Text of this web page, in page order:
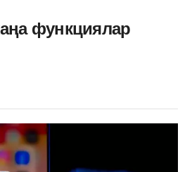
функциялар